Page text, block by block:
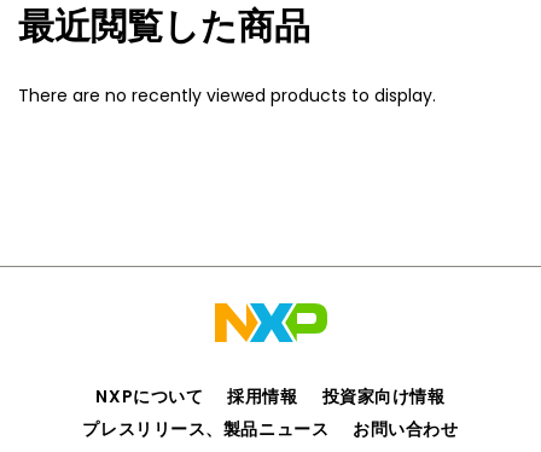
最近閲覧した商品
There are no recently viewed products to display.
NXPについて 採用情報
投資家向け情報
プレスリリース、製品ニュース
お問い合わせ